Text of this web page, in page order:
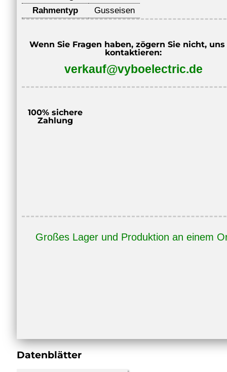
Rahmentyp
Gusseisen
Wenn Sie Fragen haben, zögern Sie nicht, uns
kontaktieren:
verkauf@vyboelectric.de
100% sichere
Zahlung
Großes Lager und Produktion an einem
Datenblätter